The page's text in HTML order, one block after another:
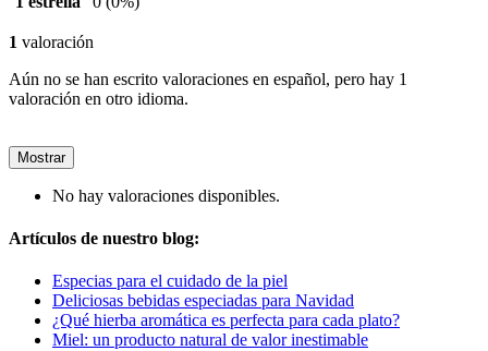
1 valoración
Aún no se han escrito valoraciones en español, pero hay 1
valoración en otro idioma.
Mostrar
No hay valoraciones disponibles.
Artículos de nuestro blog:
Especias para el cuidado de la piel
Deliciosas bebidas especiadas para Navidad
¿Qué hierba aromática es perfecta para cada plato?
Miel: un producto natural de valor inestimable